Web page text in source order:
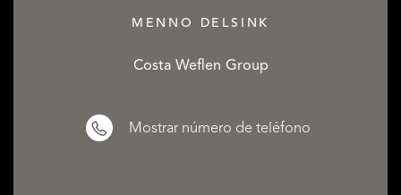
MENNO DELSINK
Costa Weflen Group
Mostrar número de teléfono